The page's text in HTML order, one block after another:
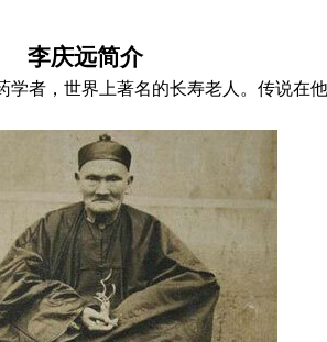
李庆远简介
者，世界上著名的长寿老人。传说在